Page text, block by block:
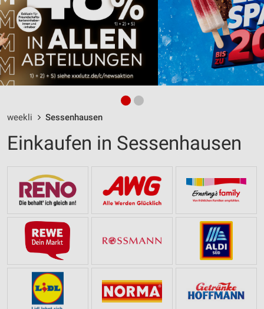
weekli Sessenhausen
Einkaufen in Sessenhausen